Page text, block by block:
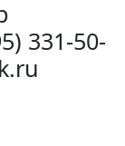
331-50-